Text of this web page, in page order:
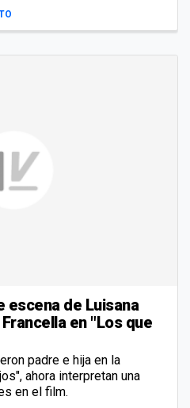
escena de Luisana
en "Los que
padre e hija en la
ahora interpretan una
en el film.